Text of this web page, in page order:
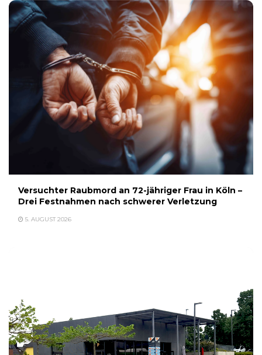
Versuchter Raubmord an 72-jähriger Frau in Köln –
Drei Festnahmen nach schwerer Verletzung
5. AUGUST 2026